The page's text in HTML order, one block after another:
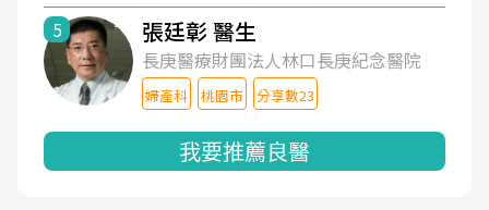
5 張廷彰 醫生
長庚醫療財團法人林口長庚紀念醫院
婦產科 桃園市 分享數23
我要推薦良醫